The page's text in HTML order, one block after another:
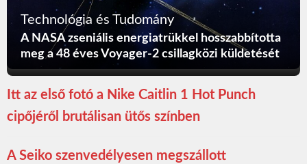
Technológia és Tudomány
A NASA zseniális energiatrükkel hosszabbította
meg a 48 éves Voyager-2 csillagközi küldetését
Itt az első fotó a Nike Caitlin 1 Hot Punch
cipőjéről brutálisan ütős színben
A Seiko szenvedélyesen megszállott